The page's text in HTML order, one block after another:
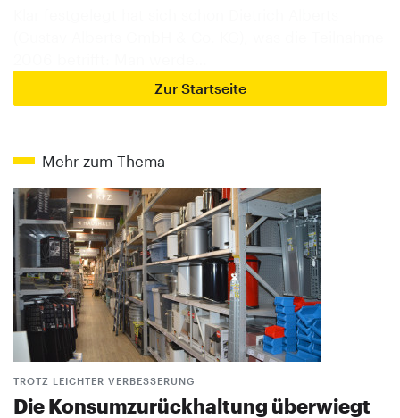
Zur Startseite
Mehr zum Thema
TROTZ LEICHTER VERBESSERUNG
Die Konsumzurückhaltung überwiegt